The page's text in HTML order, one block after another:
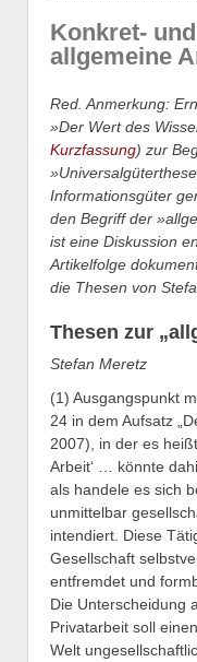
Konkret-
allgemeine
Red. Anmerkung:
»Der Wert des
Kurzfassung) zur
Informationsgüter
den Begriff der
ist eine Diskussion
Artikelfolge
die Thesen von
Thesen zur
Stefan Meretz
(1) Ausgangspunkt
24 in dem Aufsatz
2007), in der es
Arbeit‘ … könnte
als handele es sich
unmittelbar
intendiert. Diese
Gesellschaft
entfremdet und
Die Unterscheidung
Privatarbeit soll
Welt